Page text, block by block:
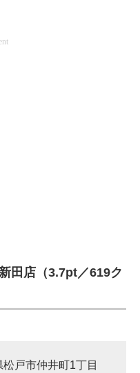
田店（3.7pt／619ク
松戸市仲井町1丁目